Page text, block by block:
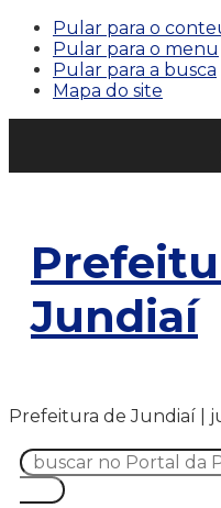
Pular para o
Pular para o menu
Pular para a busca
Mapa do site
Jundiaí
Prefeitura de Jundiaí |